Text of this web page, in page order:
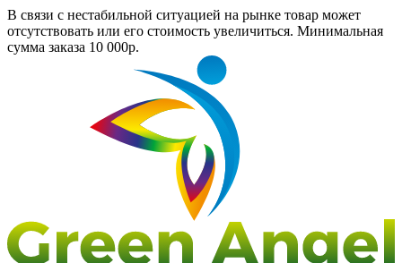
В связи с нестабильной ситуацией на рынке товар может
отсутствовать или его стоимость увеличиться. Минимальная
сумма заказа 10 000р.